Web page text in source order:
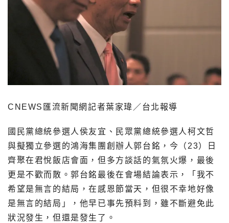
CNEWS匯流新聞網記者葉家瑋／台北報導
國民黨總統參選人侯友宜、民眾黨總統參選人柯文哲
與擬獨立參選的鴻海集團創辦人郭台銘，今（23）日
齊聚在君悅飯店會面，但多方談話的氣氛火爆，最後
更是不歡而散。郭台銘最後在會場結論表示，「我不
希望是無言的結局，在感恩節當天，但很不幸地好像
是無言的結局」，他早已事先預料到，雖不斷避免此
狀況發生，但還是發生了。